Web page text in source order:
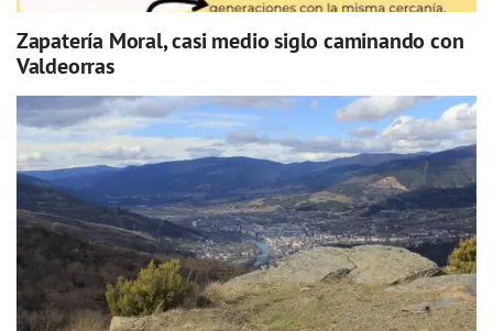
Zapatería Moral, casi medio siglo caminando con
Valdeorras